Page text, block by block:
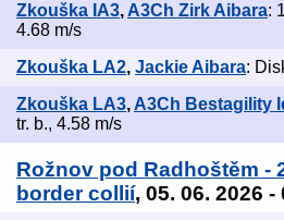
Zkouška IA3, A3Ch Zirk Aibara:
4.68 m/s
Zkouška LA2, Jackie Aibara:
Zkouška LA3, A3Ch Bestagility
tr. b., 4.58 m/s
Rožnov pod Radhoštěm -
border collií, 05. 06. 2026 -